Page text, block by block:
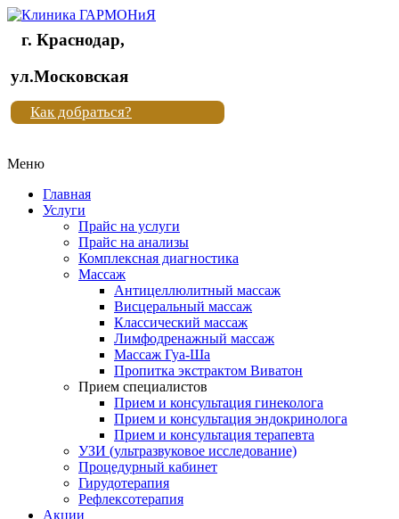
Клиника
"Новая
жизнь"
Клиника
жизнь"
г. Краснодар,
ул.Московская
Как добраться?
Меню
Главная
Услуги
Прайс на услуги
Прайс на анализы
Комплексная диагностика
Массаж
Антицеллюлитный массаж
Висцеральный массаж
Классический массаж
Лимфодренажный массаж
Массаж Гуа-Ша
Пропитка экстрактом Виватон
Прием специалистов
Прием и консультация гинеколога
Прием и консультация эндокринолога
Прием и консультация терапевта
УЗИ (ультразвуковое исследование)
Процедурный кабинет
Гирудотерапия
Рефлексотерапия
Акции